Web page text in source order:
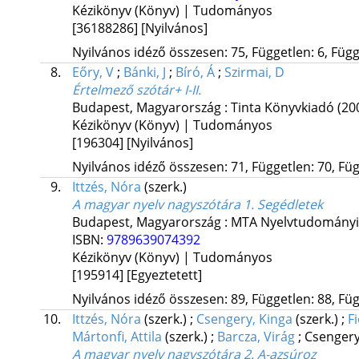
Kézikönyv (Könyv) | Tudományos
[36188286] [Nyilvános]
Nyilvános idéző összesen: 75, Független: 6,
8.
Eőry, V; Bánki, J ; Bíró, Á; Szirmai, D
Értelmező szótár+ I-II.
Budapest, Magyarország : Tinta Könyvkiadó
Kézikönyv (Könyv) | Tudományos
[196304] [Nyilvános]
Nyilvános idéző összesen: 71, Független: 70,
9.
Ittzés, Nóra (szerk.)
A magyar nyelv nagyszótára 1. Segédletek
Budapest, Magyarország : MTA
ISBN: 9789639074392
Kézikönyv (Könyv) | Tudományos
[195914] [Egyeztetett]
Nyilvános idéző összesen: 89, Független: 88,
10.
Ittzés, Nóra (szerk.) ; Csengery, Kinga (szerk.) ;
Mártonfi, Attila (szerk.) ; Barcza, Virág;
A magyar nyelv nagyszótára 2. A-azsúroz